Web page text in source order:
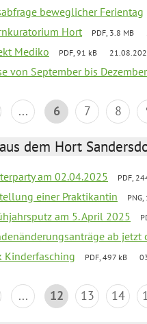
beweglicher Ferientag
Hort PDF, 3.8 MB
Mediko PDF, 91 kB
von September bis
... 6 7 8
dem Hort
am 02.04.2025 PDF,
einer Praktikantin
am 5. April 2025
ab
Kinderfasching PDF, 497 kB
... 12 13 14